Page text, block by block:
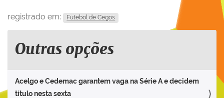
registrado em: Futebol de Cegos
Outras opções
Acelgo e Cedemac garantem vaga na Série A e decidem
título nesta sexta